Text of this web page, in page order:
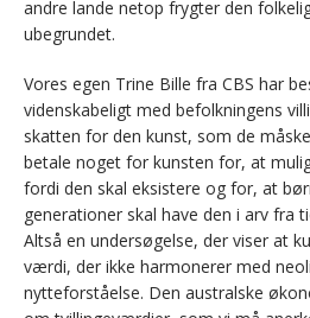
andre lande netop frygter den
ubegrundet.
Vores egen Trine Bille fra CBS har
videnskabeligt med befolkningens
skatten for den kunst, som de
betale noget for kunsten for, at
fordi den skal eksistere og for, at
generationer skal have den i arv fra
Altså en undersøgelse, der viser at
værdi, der ikke harmonerer med
nytteforståelse. Den australske